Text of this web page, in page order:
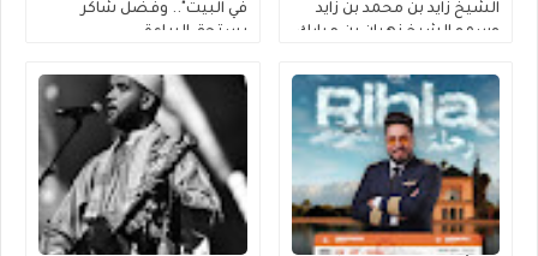
الشيخ زايد بن محمد بن زايد
وسمو الشيخ نهيان بن مبارك
في البيت".. وفضل شاكر
يستحق البراءة